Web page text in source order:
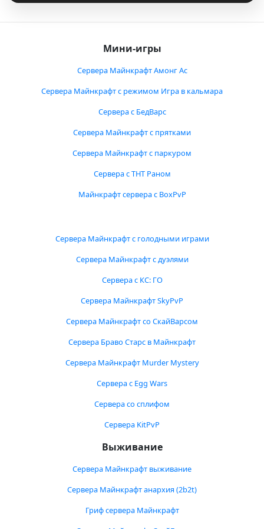
Мини-игры
Сервера Майнкрафт Амонг Ас
Сервера Майнкрафт с режимом Игра в кальмара
Сервера с БедВарс
Сервера Майнкрафт с прятками
Сервера Майнкрафт с паркуром
Сервера с ТНТ Раном
Майнкрафт сервера с BoxPvP
Сервера Майнкрафт с голодными играми
Сервера Майнкрафт с дуэлями
Сервера с КС: ГО
Сервера Майнкрафт SkyPvP
Сервера Майнкрафт со СкайВарсом
Сервера Браво Старс в Майнкрафт
Сервера Майнкрафт Murder Mystery
Сервера с Egg Wars
Сервера со сплифом
Сервера KitPvP
Выживание
Сервера Майнкрафт выживание
Сервера Майнкрафт анархия (2b2t)
Гриф сервера Майнкрафт